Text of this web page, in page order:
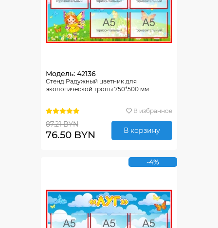
Модель: 42136
Стенд Радужный цветник для
экологической тропы 750*500 мм
В избранное
87.21 BYN
76.50 BYN В корзину
-4%